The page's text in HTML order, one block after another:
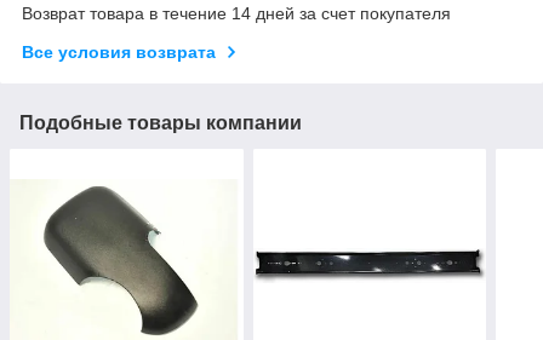
Возврат товара в течение 14 дней за счет покупателя
Все условия возврата
Подобные товары компании